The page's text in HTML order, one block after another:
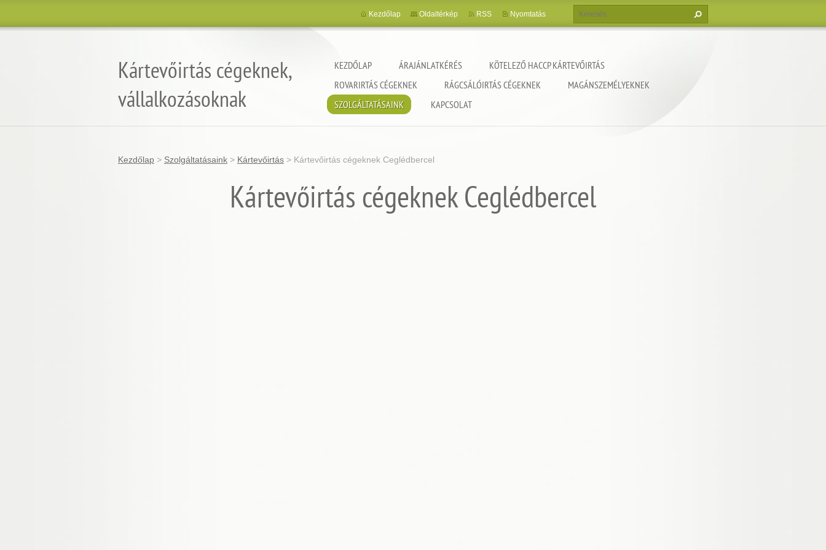
Kártevőirtás cégeknek,
vállalkozásoknak
KEZDŐLAP ÁRAJÁNLATKÉRÉS
KÖTELEZŐ HACCP KÁRTEVŐIRTÁS
ROVARIRTÁS CÉGEKNEK
RÁGCSÁLÓIRTÁS CÉGEKNEK
MAGÁNSZEMÉLYEKNEK
SZOLGÁLTATÁSAINK
KAPCSOLAT
Kezdőlap Oldaltérkép RSS Nyomtatás
Kezdőlap > Szolgáltatásaink > Kártevőirtás > Kártevőirtás cégeknek Ceglédbercel
Kártevőirtás cégeknek Ceglédbercel